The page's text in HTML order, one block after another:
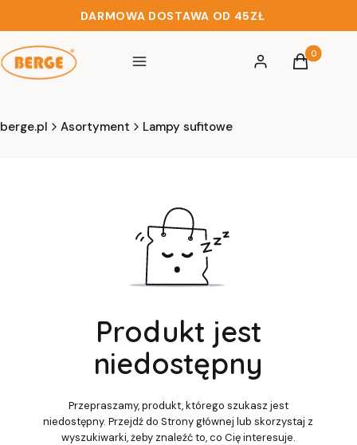
DARMOWA DOSTAWA OD 45ZŁ
Menu Zaloguj sięProdukty
Koszyk
berge.pl Asortyment Lampy sufitowe
Produkt jest
niedostępny
Przepraszamy, produkt, którego szukasz jest
niedostępny. Przejdź do Strony głównej lub skorzystaj z
wyszukiwarki, żeby znaleźć to, co Cię interesuje.